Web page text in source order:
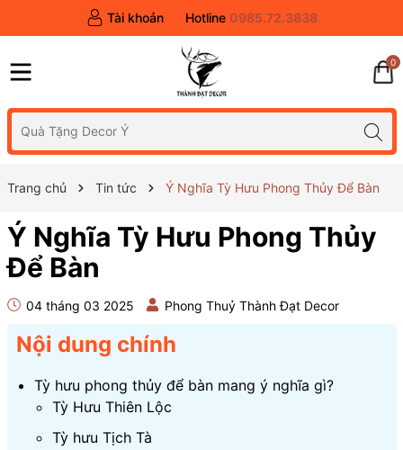
Tài khoản Hotline 0985.72.3838
0
Trang chủ Tin tức Ý Nghĩa Tỳ Hưu Phong Thủy Để Bàn
Ý Nghĩa Tỳ Hưu Phong Thủy
Để Bàn
04 tháng 03 2025 Phong Thuỷ Thành Đạt Decor
Nội dung chính
Tỳ hưu phong thủy để bàn mang ý nghĩa gì?
Tỳ Hưu Thiên Lộc
Tỳ hưu Tịch Tà